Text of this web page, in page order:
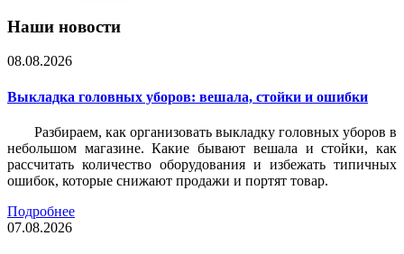
Наши новости
08.08.2026
Выкладка головных уборов: вешала, стойки и ошибки
Разбираем, как организовать выкладку головных уборов в
небольшом магазине. Какие бывают вешала и стойки, как
рассчитать количество оборудования и избежать типичных
ошибок, которые снижают продажи и портят товар.
Подробнее
07.08.2026